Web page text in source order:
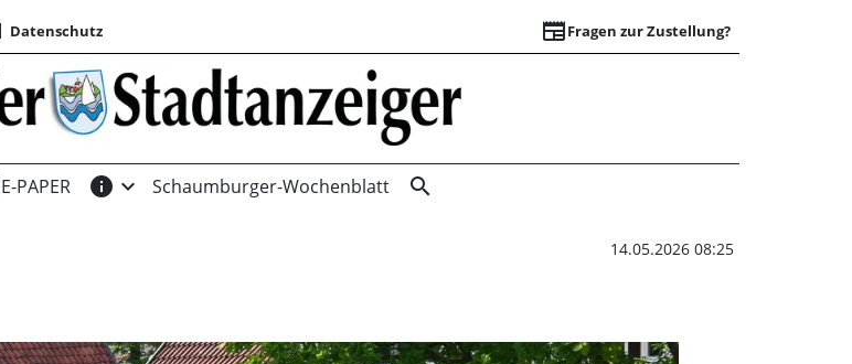
Datenschutz newspaperFragen zur Zustellung?
E-PAPER info expand_more Schaumburger-Wochenblatt search
14.05.2026 08:25